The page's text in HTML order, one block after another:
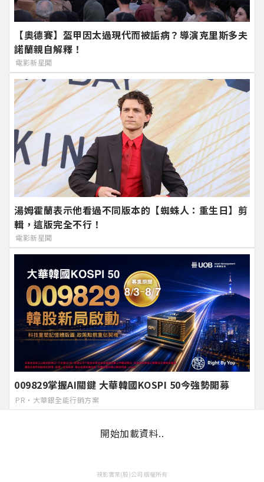
【奧德賽】盔甲因太過現代而被詬病？導演克里斯多夫
諾蘭親自解釋！
電影新星聞
湯姆霍蘭表示他看過不同版本的【蜘蛛人：重生日】剪
輯，這版完全不行！
電影新星聞
009829掌握AI關鍵 大華韓國KOSPI 50今強勢開募
PR・大華銀全能行銷方案
開始加載資料..
視影實業(股)公司 版權所有